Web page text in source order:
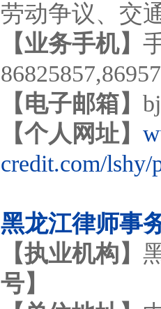
劳动争议、交
【业务手机】
【电子邮箱】
【个人网址】
credit.com/lshy/
黑龙江律师事
【执业机构】
号】